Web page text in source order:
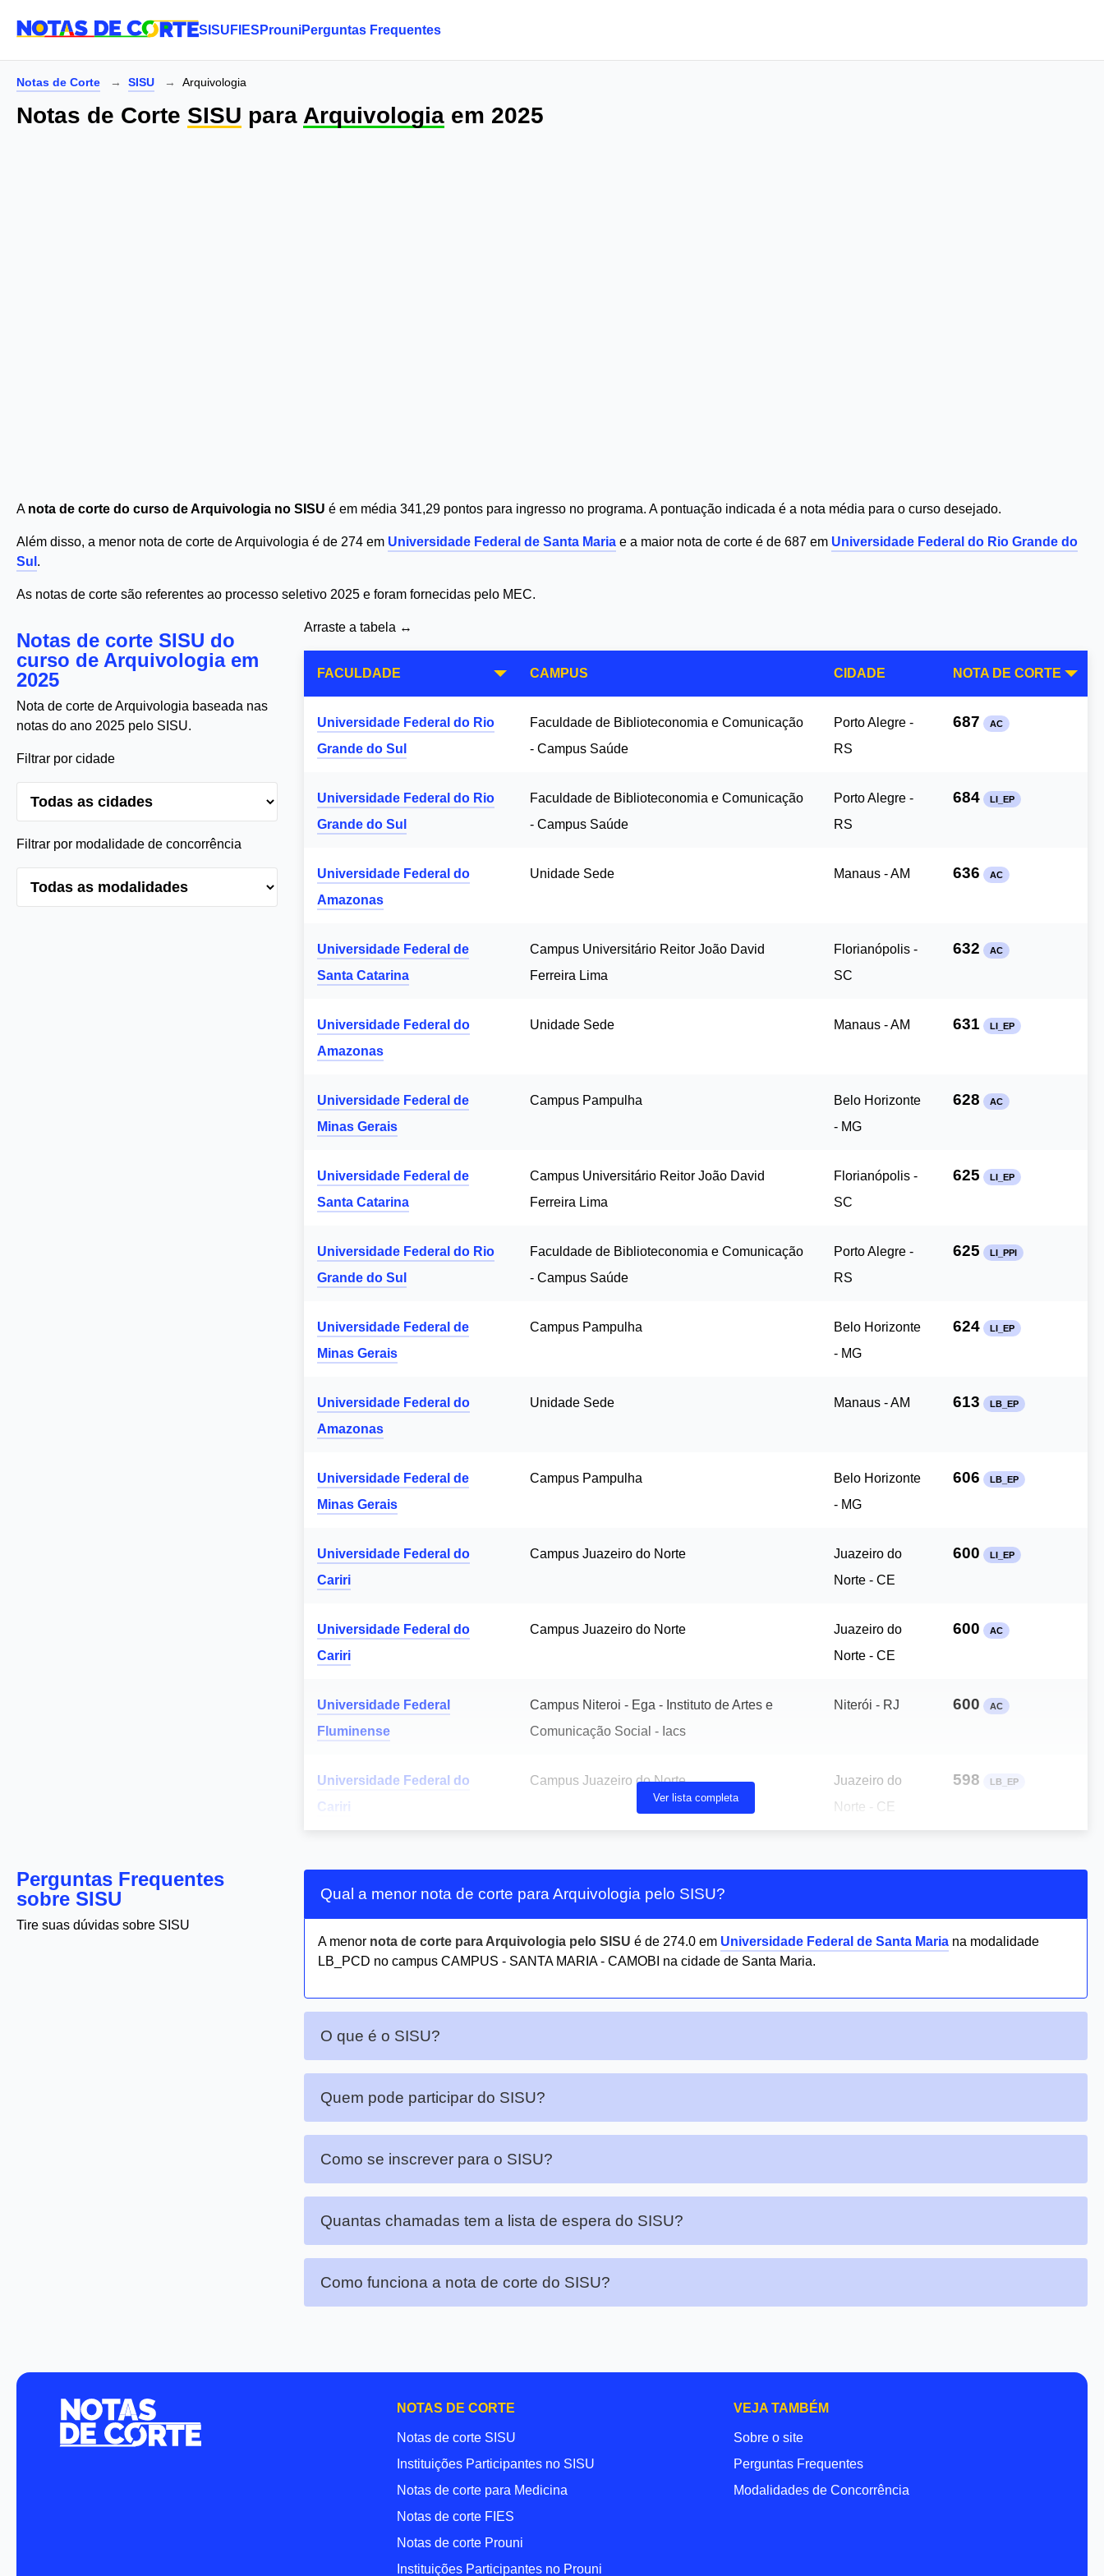
SISU FIES ProuniPerguntas Frequentes
Notas de Corte SISU Arquivologia
Notas de Corte SISU para Arquivologia em 2025
A nota de corte do curso de Arquivologia no SISU é em média 341,29 pontos para ingresso no programa. A pontuação indicada é a nota média para o curso desejado.
Além disso, a menor nota de corte de Arquivologia é de 274 em Universidade Federal de Santa Maria e a maior nota de corte é de 687 em Universidade Federal do Rio Grande do
Sul .
As notas de corte são referentes ao processo seletivo 2025 e foram fornecidas pelo MEC.
Notas de corte SISU do
curso de Arquivologia em
2025
Nota de corte de Arquivologia baseada nas
notas do ano 2025 pelo SISU.
Filtrar por cidade
Filtrar por modalidade de concorrência
Arraste a tabela ↔
Ver lista completa
FACULDADE CAMPUS CIDADE NOTA DE CORTE
Universidade Federal do Rio
Grande do Sul
Faculdade de Biblioteconomia e Comunicação
- Campus Saúde
Porto Alegre -
RS
687 AC
Universidade Federal do Rio
Grande do Sul
Faculdade de Biblioteconomia e Comunicação
- Campus Saúde
Porto Alegre -
RS
684 LI_EP
Universidade Federal do
Amazonas
Unidade Sede Manaus - AM 636 AC
Universidade Federal de
Santa Catarina
Campus Universitário Reitor João David
Ferreira Lima
Florianópolis -
SC
632 AC
Universidade Federal do
Amazonas
Unidade Sede Manaus - AM 631 LI_EP
Universidade Federal de
Minas Gerais
Campus Pampulha
Belo Horizonte
- MG
628 AC
Universidade Federal de
Santa Catarina
Campus Universitário Reitor João David
Ferreira Lima
Florianópolis -
SC
625 LI_EP
Universidade Federal do Rio
Grande do Sul
Faculdade de Biblioteconomia e Comunicação
- Campus Saúde
Porto Alegre -
RS
625 LI_PPI
Universidade Federal de
Minas Gerais
Campus Pampulha
Belo Horizonte
- MG
624 LI_EP
Universidade Federal do
Amazonas
Unidade Sede Manaus - AM 613 LB_EP
Universidade Federal de
Minas Gerais
Campus Pampulha
Belo Horizonte
- MG
606 LB_EP
Universidade Federal do
Cariri
Campus Juazeiro do Norte
Juazeiro do
Norte - CE
600 LI_EP
Universidade Federal do
Cariri
Campus Juazeiro do Norte
Juazeiro do
Norte - CE
600 AC
Universidade Federal
Fluminense
Campus Niteroi - Ega - Instituto de Artes e
Comunicação Social - Iacs
Niterói - RJ 600 AC
Universidade Federal do
Cariri
Campus Juazeiro do Norte
Juazeiro do
Norte - CE
598 LB_EP
Perguntas Frequentes
sobre SISU
Tire suas dúvidas sobre SISU
Qual a menor nota de corte para Arquivologia pelo SISU?
A menor nota de corte para Arquivologia pelo SISU é de 274.0 em Universidade Federal de Santa Maria na modalidade
LB_PCD no campus CAMPUS - SANTA MARIA - CAMOBI na cidade de Santa Maria.
O que é o SISU?
Quem pode participar do SISU?
Como se inscrever para o SISU?
Quantas chamadas tem a lista de espera do SISU?
Como funciona a nota de corte do SISU?
NOTAS DE CORTE
Notas de corte SISU
Instituições Participantes no SISU
Notas de corte para Medicina
Notas de corte FIES
Notas de corte Prouni
Instituições Participantes no Prouni
VEJA TAMBÉM
Sobre o site
Perguntas Frequentes
Modalidades de Concorrência